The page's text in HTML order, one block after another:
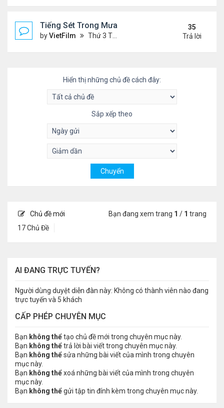
Tiếng Sét Trong Mưa (Lôi Vũ)
byVietFilm Thứ 3 Tháng 10 20, 2020 9:50 pm
35
Trả lời
Hiển thị những chủ đề cách đây:
Sắp xếp theo
Chủ đề mới
17 Chủ Đề
Bạn đang xem trang 1 / 1 trang
AI ĐANG TRỰC TUYẾN?
Người dùng duyệt diễn đàn này: Không có thành viên nào đang
trực tuyến và 5 khách
CẤP PHÉP CHUYÊN MỤC
Bạn không thểtạo chủ đề mới trong chuyên mục này.
Bạn không thểtrả lời bài viết trong chuyên mục này.
Bạn không thểsửa những bài viết của mình trong chuyên
mục này.
Bạn không thểxoá những bài viết của mình trong chuyên
mục này.
Bạn không thểgửi tập tin đính kèm trong chuyên mục này.